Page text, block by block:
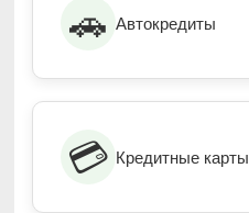
🚗 Автокредиты
💳 Кредитные карты